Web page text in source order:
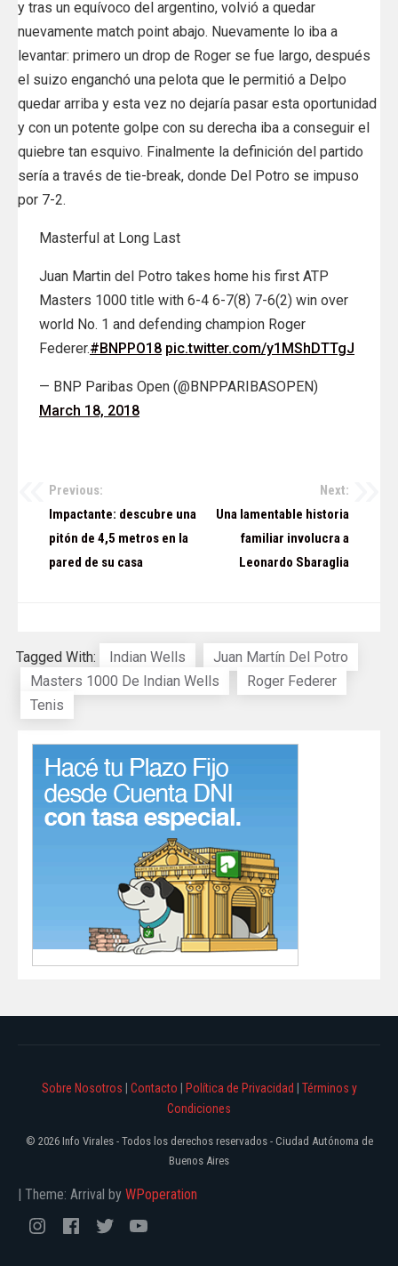
y tras un equívoco del argentino, volvió a quedar
nuevamente match point abajo. Nuevamente lo iba a
levantar: primero un drop de Roger se fue largo, después
el suizo enganchó una pelota que le permitió a Delpo
quedar arriba y esta vez no dejaría pasar esta oportunidad
y con un potente golpe con su derecha iba a conseguir el
quiebre tan esquivo. Finalmente la definición del partido
sería a través de tie-break, donde Del Potro se impuso
por 7-2.
Masterful at Long Last
Juan Martin del Potro takes home his first ATP
Masters 1000 title with 6-4 6-7(8) 7-6(2) win over
world No. 1 and defending champion Roger
Federer.#BNPPO18 pic.twitter.com/y1MShDTTgJ
— BNP Paribas Open (@BNPPARIBASOPEN)
March 18, 2018
Navegación
entradas
Previous:
Impactante: descubre una
pitón de 4,5 metros en la
pared de su casa
Next:
Una lamentable historia
familiar involucra a
Leonardo Sbaraglia
Tagged With: Indian Wells
Juan Martín Del Potro
Masters 1000 De Indian Wells
Roger Federer
Tenis
Sobre Nosotros Contacto Política de Privacidad
Términos y
Condiciones
© 2026 Info Virales - Todos los derechos reservados - Ciudad Autónoma de
Buenos Aires
| Theme: Arrival by WPoperation